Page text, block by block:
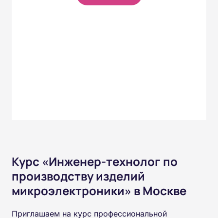
Курс «Инженер-технолог по
производству изделий
микроэлектроники» в Москве
Приглашаем на курс профессиональной